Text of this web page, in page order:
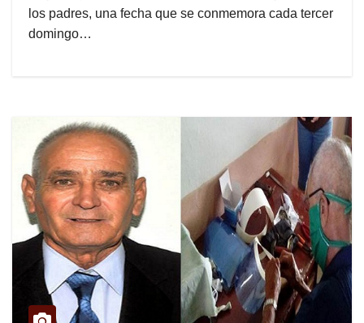
los padres, una fecha que se conmemora cada tercer
domingo…